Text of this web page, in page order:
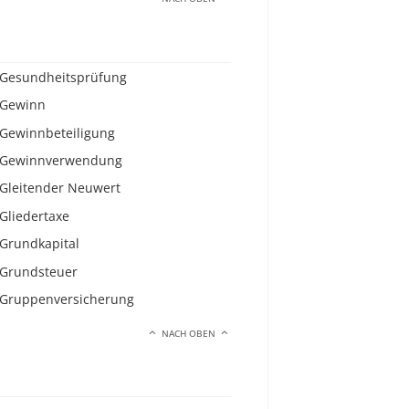
Gesundheitsprüfung
Gewinn
Gewinnbeteiligung
Gewinnverwendung
Gleitender Neuwert
Gliedertaxe
Grundkapital
Grundsteuer
Gruppenversicherung
NACH OBEN